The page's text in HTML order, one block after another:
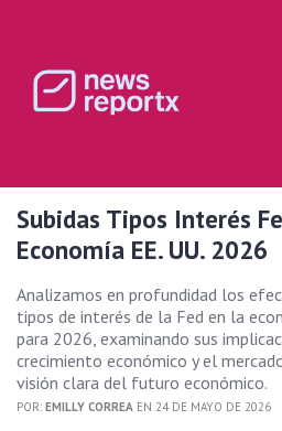
Subidas Tipos Interés
Economía EE. UU. 2026
Analizamos en profundidad los
tipos de interés de la Fed en la
para 2026, examinando sus
crecimiento económico y el
visión clara del futuro económico.
POR: EMILLY CORREA EN 24 DE MAYO DE 2026